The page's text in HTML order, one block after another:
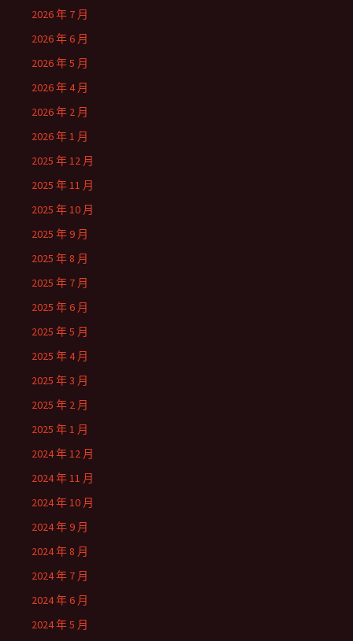
2026 年 7 月
2026 年 6 月
2026 年 5 月
2026 年 4 月
2026 年 2 月
2026 年 1 月
2025 年 12 月
2025 年 11 月
2025 年 10 月
2025 年 9 月
2025 年 8 月
2025 年 7 月
2025 年 6 月
2025 年 5 月
2025 年 4 月
2025 年 3 月
2025 年 2 月
2025 年 1 月
2024 年 12 月
2024 年 11 月
2024 年 10 月
2024 年 9 月
2024 年 8 月
2024 年 7 月
2024 年 6 月
2024 年 5 月